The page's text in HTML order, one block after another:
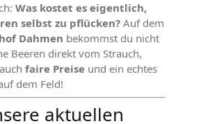
Was kostet es eigentlich,
selbst zu pflücken? Auf dem
Dahmen bekommst du nicht
Beeren direkt vom Strauch,
faire Preise und ein echtes
dem Feld!
aktuellen